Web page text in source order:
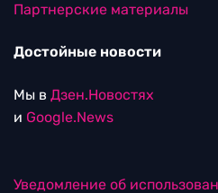
Партнерские материалы
Достойные новости
Мы в Дзен.Новостях
и Google.News
Уведомление об